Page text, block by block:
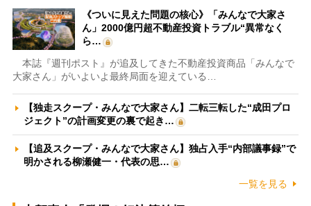
《ついに見えた問題の核心》「みんなで大家さ
ん」2000億円超不動産投資トラブル“異常なく
ら…
本誌『週刊ポスト』が追及してきた不動産投資商品「みんなで
大家さん」がいよいよ最終局面を迎えている…
【独走スクープ・みんなで大家さん】二転三転した“成田プロ
ジェクト”の計画変更の裏で起き…
【追及スクープ・みんなで大家さん】独占入手“内部議事録”で
明かされる柳瀬健一・代表の思…
一覧を見る